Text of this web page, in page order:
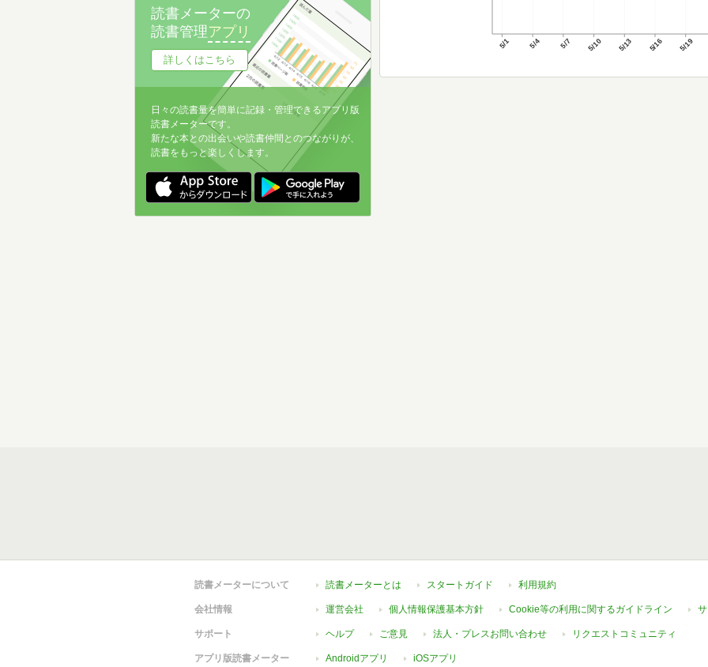
5/1 5/4 5/7 5/10 5/13 5/16 5/19
読書メーターの
読書管理アプリ
詳しくはこちら
日々の読書量を簡単に記録・管理できるアプリ版
読書メーターです。
新たな本との出会いや読書仲間とのつながりが、
読書をもっと楽しくします。
読書メーターについて 読書メーターとは スタートガイド 利用規約
会社情報 運営会社 個人情報保護基本方針 Cookie等の利用に関するガイドライン
サポート ヘルプ ご意見 法人・プレスお問い合わせ リクエストコミュニティ
アプリ版読書メーター Androidアプリ iOSアプリ